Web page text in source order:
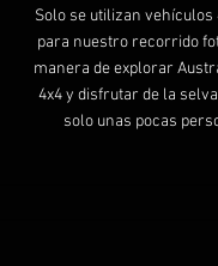
Solo se utilizan vehículos
para nuestro recorrido
manera de explorar
4x4 y disfrutar de la
solo unas pocas